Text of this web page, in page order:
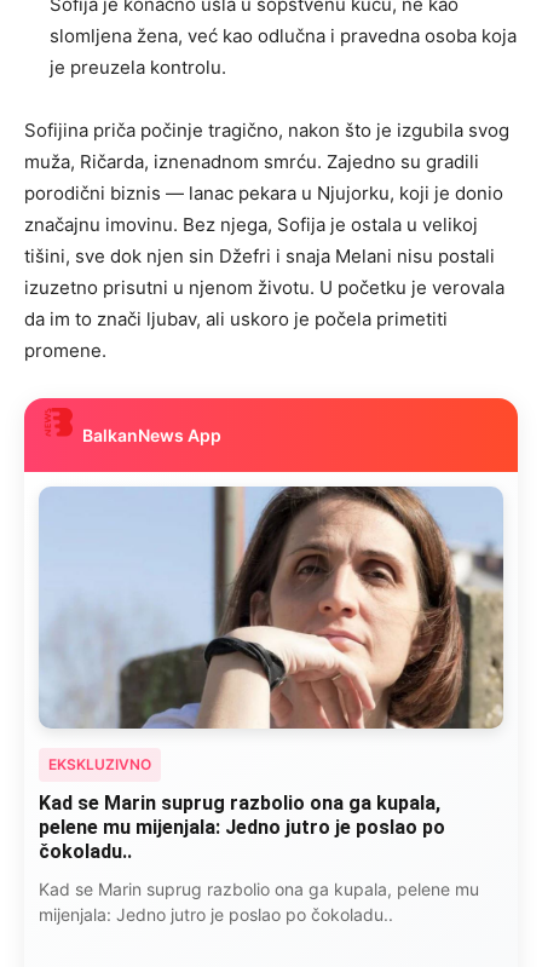
Sofija je konačno ušla u sopstvenu kuću, ne kao
slomljena žena, već kao odlučna i pravedna osoba koja
je preuzela kontrolu.
Sofijina priča počinje tragično, nakon što je izgubila svog
muža, Ričarda, iznenadnom smrću. Zajedno su gradili
porodični biznis — lanac pekara u Njujorku, koji je donio
značajnu imovinu. Bez njega, Sofija je ostala u velikoj
tišini, sve dok njen sin Džefri i snaja Melani nisu postali
izuzetno prisutni u njenom životu. U početku je verovala
da im to znači ljubav, ali uskoro je počela primetiti
promene.
BalkanNews App
EKSKLUZIVNO
“Isidora je govorila šta ju je razbolelo: “Nisam jela
kobasice, niti pušila cigare, ali ovo je
najkancerogenije…”
Isidora je govorila šta ju je razbolelo: “Nisam jela kobasice,
niti pušila cigare, ali ovo je najkancerogenije…”